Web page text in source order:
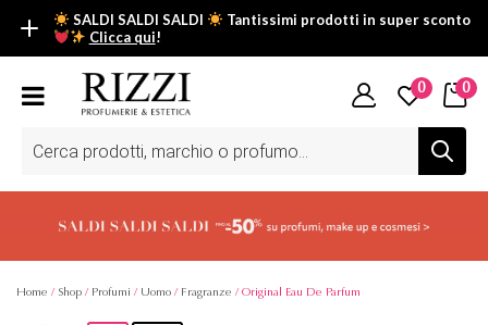
SALDI SALDI SALDI
Tantissimi prodotti in super sconto
Clicca qui!
SALDI SALDI SALDI
Fino al -50% su tantissimi prodotti beauty nella sezione saldi: il
Scopri tutti i prodotti in super saldo!Clicca qui
prodotti
0 0
Home / Shop / Profumi / Uomo / Fragranze / Original Eau De Parfum